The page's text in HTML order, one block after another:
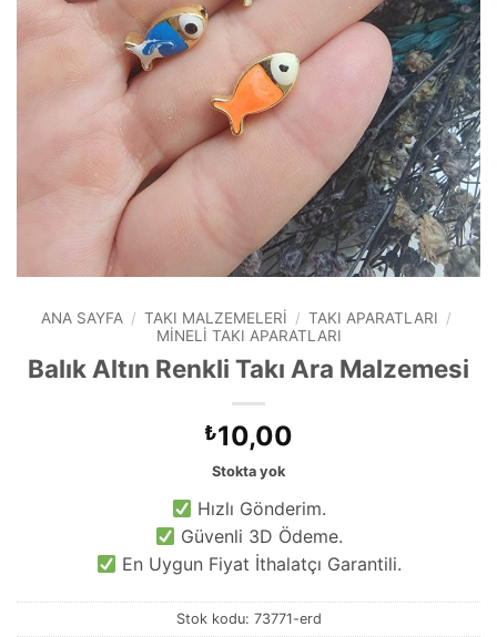
ANA SAYFA / TAKI MALZEMELERI / TAKI APARATLARI /
MINELI TAKI APARATLARI
Balık Altın Renkli Takı Ara Malzemesi
₺10,00
Stokta yok
Hızlı Gönderim.
Güvenli 3D Ödeme.
En Uygun Fiyat İthalatçı Garantili.
Stok kodu: 73771-erd